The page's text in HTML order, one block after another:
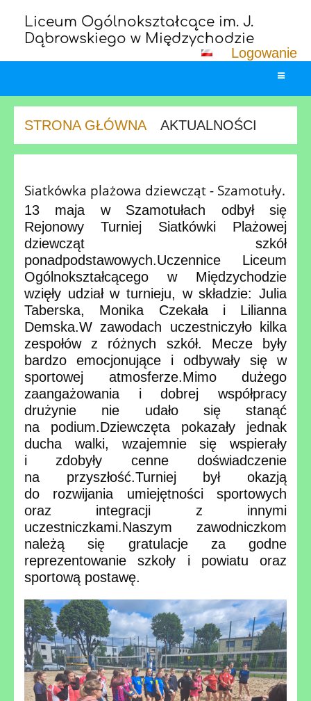
Liceum Ogólnokształcące im. J.
Dąbrowskiego w Międzychodzie
Logowanie
STRONA GŁÓWNA AKTUALNOŚCI
Siatkówka plażowa dziewcząt - Szamotuły.
13 maja w Szamotułach odbył się
Rejonowy Turniej Siatkówki Plażowej
dziewcząt szkół
ponadpodstawowych.Uczennice Liceum
Ogólnokształcącego w Międzychodzie
wzięły udział w turnieju, w składzie: Julia
Taberska, Monika Czekała i Lilianna
Demska.W zawodach uczestniczyło kilka
zespołów z różnych szkół. Mecze były
bardzo emocjonujące i odbywały się w
sportowej atmosferze.Mimo dużego
zaangażowania i dobrej współpracy
drużynie nie udało się stanąć
na podium.Dziewczęta pokazały jednak
ducha walki, wzajemnie się wspierały
i zdobyły cenne doświadczenie
na przyszłość.Turniej był okazją
do rozwijania umiejętności sportowych
oraz integracji z innymi
uczestniczkami.Naszym zawodniczkom
należą się gratulacje za godne
reprezentowanie szkoły i powiatu oraz
sportową postawę.